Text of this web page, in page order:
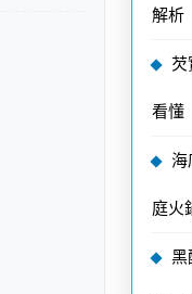
解析
芡
看懂
海
庭火
黑